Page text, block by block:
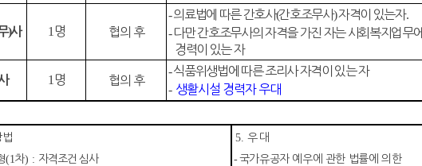
)사 1 명 협의 후
-의료법에 따른 간호사(간호조무사)자격이 있는자.
-다만 간호조무사의 자격을 가진 자는 사회복지업무에
경력이 있는 자
1 명 협의 후
-식품위생법에 따른 조리사 자격이 있는 자
- 생활시설 경력자 우대
법
(1차) : 자격조건 심사
5. 우 대
-국가유공자 예우에 관한 법률에 의한